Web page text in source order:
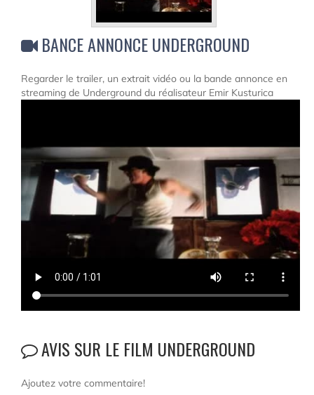
BANCE ANNONCE UNDERGROUND
Regarder le trailer, un extrait vidéo ou la bande annonce en
streaming de Underground du réalisateur Emir Kusturica
AVIS SUR LE FILM UNDERGROUND
Ajoutez votre commentaire!